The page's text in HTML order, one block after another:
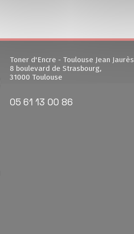
Toner d'Encre - Toulouse Jean Jaurès
8 boulevard de Strasbourg,
31000 Toulouse
05 61 13 00 86